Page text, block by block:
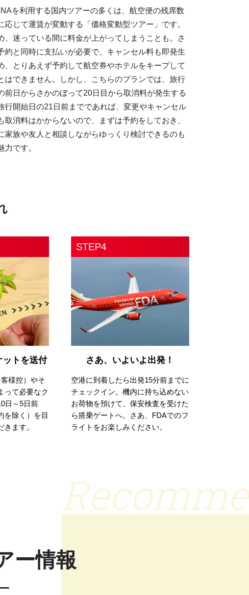
を利用する国内ツアーの多くは、航空便の残席数
応じて運賃が変動する「価格変動型ツアー」です。
、迷っている間に料金が上がってしまうことも。さ
約と同時に支払いが必要で、キャンセル料も即発生
、とりあえず予約して航空券やホテルをキープして
はできません。しかし、こちらのプランでは、旅行
前日からさかのぼって20日目から取消料が発生する
行開始日の21日前までであれば、変更やキャンセル
取消料はかからないので、まずは予約をしておき、
家族や友人と相談しながらゆっくり検討できるのも
力です。
ットを送付
様控）やそ
って必要なク
日～5日前
を除く）を目
ます。
STEP4
さあ、いよいよ出発！
空港に到着したら出発15分前までに
チェックイン。機内に持ち込めない
お荷物を預けて、保安検査を受けた
ら搭乗ゲートへ。さあ、FDAでのフ
ライトをお楽しみください。
ー情報